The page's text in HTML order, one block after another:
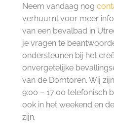
Neem vandaag nog
verhuur.nl voor meer
van een bevalbad in
je vragen te
ondersteunen bij het
onvergetelijke
van de Domtoren. Wij
9:00 – 17:00 telefonisch
ook in het weekend en
zijn.